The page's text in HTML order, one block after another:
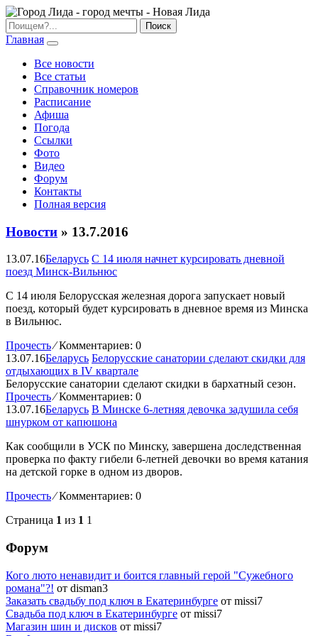
Главная
Все новости
Все статьи
Справочник номеров
Расписание
Афиша
Погода
Ссылки
Фото
Видео
Форум
Контакты
Полная версия
Новости » 13.7.2016
13.07.16Беларусь С 14 июля начнет курсировать дневной
поезд Минск-Вильнюс
С 14 июля Белорусская железная дорога запускает новый
поезд, который будет курсировать в дневное время из Минска
в Вильнюс.
Прочесть ⁄Комментариев: 0
13.07.16Беларусь Белорусские санатории сделают скидки для
отдыхающих в IV квартале
Белорусские санатории сделают скидки в бархатный сезон.
Прочесть ⁄Комментариев: 0
13.07.16Беларусь В Минске 6-летняя девочка задушила себя
шнурком от капюшона
Как сообщили в УСК по Минску, завершена доследственная
проверка по факту гибели 6-летней девочки во время катания
на детской горке в одном из дворов.
Прочесть ⁄Комментариев: 0
Страница 1 из 1 1
Форум
Кого люто ненавидит и боится главный герой "Сужебного
романа"?! от disman3
Заказать свадьбу под ключ в Екатеринбурге от missi7
Cвадьба под ключ в Екатеринбурге от missi7
Магазин шин и дисков от missi7